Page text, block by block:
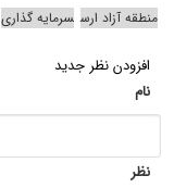
منطقه آزاد ارس سرمایه گذاری
افزودن نظر جدید
نام
نظر